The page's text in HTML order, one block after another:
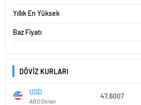
Yıllık En Yüksek
Baz Fiyatı
DÖVİZ KURLARI
USD
ABD Doları
47,6007